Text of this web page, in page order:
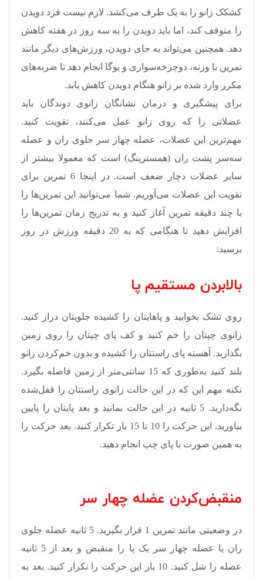
کشکک زانو را به یک طرف می‌کشد. لازم نیست فرد دویدن
را متوقف کند، اما باید دویدن را به سه روز در هفته کاهش
دهد. همچنین می‌تواند به جای دویدن، ورزش‌های دیگر مانند
تمرین با وزنه، دوچرخه‌سواری و یوگا انجام دهد تا ضربه‌های
مکرر وارد شده بر زانو هنگام دویدن کاهش یابد.
برای پیشگیری و درمان نشانگان زانوی دوندگان باید
عضلاتی را که روی زانو عمل می‌کنند، تقویت کنید.
مهم‌ترین این عضلات، عضله چهار سر جلوی ران و عضله
سه‌سر پشت ران (همسترینگ) است که معمولا بیشتر از
سایر عضلات دچار ضعف است. در اینجا 6 تمرین برای
تقویت این عضلات می‌آوریم. شما می‌توانید این تمرین‌ها را
با چند دقیقه تمرین‌ آغاز کنید و به تدریج زمان تمرین‌ها را
افزایش دهید تا هنگامی که به 20 دقیقه ورزش در روز
برسید:
بالا‌بردن مستقیم پا
روی تشک بخوابید و پاهایتان را کشیده جلویتان دراز کنید.
زانوی چپتان را خم کنید و کف پای چپتان را روی زمین
بگذارید. آهسته پای راستتان را کشیده و بدون خم‌کردن زانو
بلند کنید به‌طوری که 15 سانتی‌متر از زمین فاصله بگیرد.
نکته مهم این که در این حالت زانوی راستتان را قفل‌شده
نگه‌دارید. 5 ثانیه در این حالت بمانید و بعد پایتان را پایین
بیاورید. این حرکت را 10 تا 15 بار تکرار کنید. بعد حرکت را
به همین صورت با پای چپ انجام دهید.
منقبض‌کردن عضله چهار سر
در وضعیتی مانند تمرین 1 قرار بگیرید. 5 ثانیه عضله جلوی
ران یا عضله چهار سر یک پا را منقبض و بعد از 5 ثانیه
عضله را شل کنید. 10 بار این حرکت را تکرار کنید. بعد به